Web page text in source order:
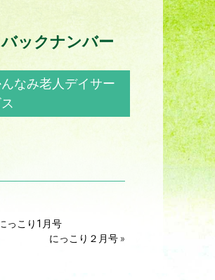
バックナンバー
なみ老人デイサー
っこり1月号
にっこり２月号 »